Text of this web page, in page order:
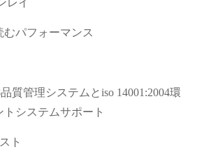
レイ
むパフォーマンス
品質管理システムとiso 14001:2004環
システムサポート
ト